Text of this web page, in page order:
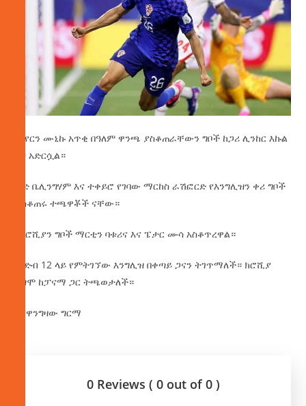
የባየርን ሙኒኩ አጥቂ በዓለም ዋንጫ ያስቆጠራቸውን ግቦች ከጋሪ ሊንከር እኩል
10 አድርሷል።
ጁድ ቤሊንግሃም እና ተቀይሮ የገባው ማርከስ ራሽፎርድ የእንግሊዝን ቀሪ ግቦች
ያስቆጠሩ ተጫዋቾች ናቸው።
የክሮሺያን ግቦች ማርቲን ባቱሪና እና ፔታር ሙሳ አስቆጥረዋል።
ምድብ 12 ላይ የምትገኘው እንግሊዝ በቀጣይ ጋናን ትገጥማለች። ክሮሺያ
ደግሞ ከፓናማ ጋር ትጫወታለች።
በሸዋንግዛው ግርማ
0 Reviews ( 0 out of 0 )